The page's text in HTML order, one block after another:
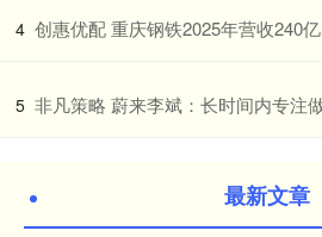
4 创惠优配 重庆钢铁2025年营收240
5 非凡策略 蔚来李斌：长时间内专注
最新文章